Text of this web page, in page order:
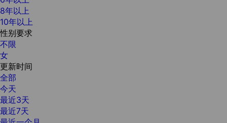
8年以上
10年以上
性别要求
不限
女
更新时间
全部
今天
最近3天
最近7天